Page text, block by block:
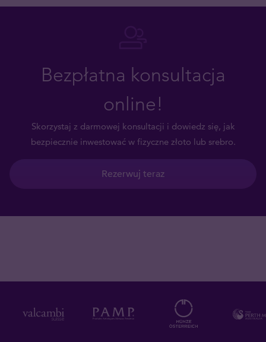
Bezpłatna konsultacja
online!
Skorzystaj z darmowej konsultacji i dowiedz się, jak
bezpiecznie inwestować w fizyczne złoto lub srebro.
Rezerwuj teraz